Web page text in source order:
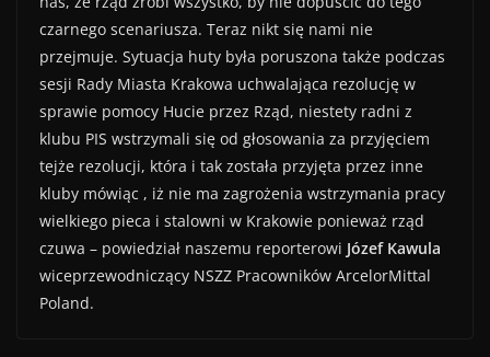
czarnego scenariusza. Teraz nikt się nami nie
przejmuje. Sytuacja huty była poruszona także podczas
sesji Rady Miasta Krakowa uchwalająca rezolucję w
sprawie pomocy Hucie przez Rząd, niestety radni z
klubu PIS wstrzymali się od głosowania za przyjęciem
tejże rezolucji, która i tak została przyjęta przez inne
kluby mówiąc , iż nie ma zagrożenia wstrzymania pracy
wielkiego pieca i stalowni w Krakowie ponieważ rząd
czuwa – powiedział naszemu reporterowi Józef Kawula
wiceprzewodniczący NSZZ Pracowników ArcelorMittal
Poland.